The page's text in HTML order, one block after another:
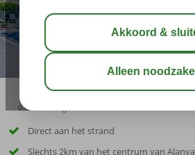
03:45
Direct aan het strand
Slechts 2km van het centrum van Alanya